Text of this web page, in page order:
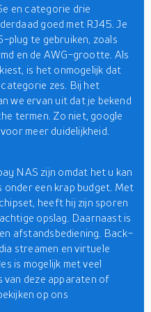
en categorie drie
goed met RJ45. Je
plug te gebruiken, zoals
en de AWG-grootte. Als
is het onmogelijk dat
zes. Bij het
we ervan uit dat je bekend
termen. Zo niet, google
meer duidelijkheid.
NAS zijn omdat het u kan
een krap budget. Met
heeft hij zijn sporen
opslag. Daarnaast is
afstandsbediening. Back-
streamen en virtuele
is mogelijk met veel
deze apparaten of
op ons